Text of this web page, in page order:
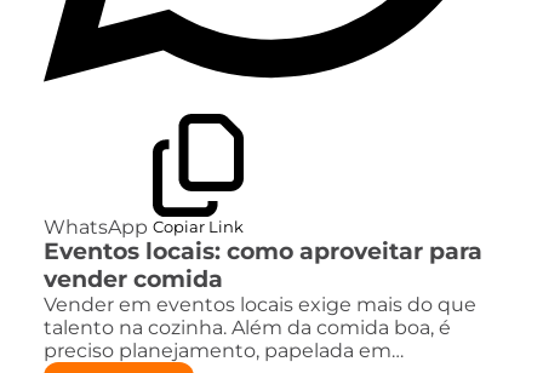
WhatsApp Copiar Link
Eventos locais: como aproveitar para
vender comida
Vender em eventos locais exige mais do que
talento na cozinha. Além da comida boa, é
preciso planejamento, papelada em…